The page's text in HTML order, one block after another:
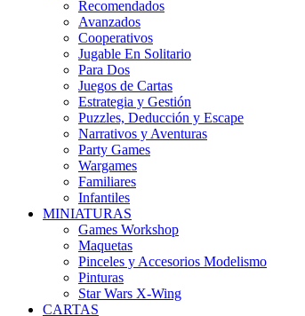
Recomendados
Avanzados
Cooperativos
Jugable En Solitario
Para Dos
Juegos de Cartas
Estrategia y Gestión
Puzzles, Deducción y Escape
Narrativos y Aventuras
Party Games
Wargames
Familiares
Infantiles
MINIATURAS
Games Workshop
Maquetas
Pinceles y Accesorios Modelismo
Pinturas
Star Wars X-Wing
CARTAS